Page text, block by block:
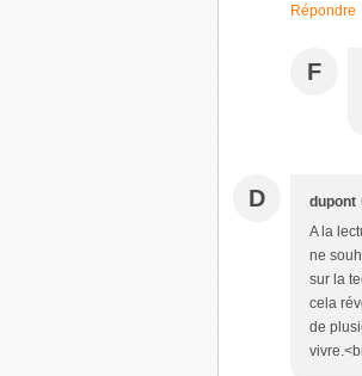
Répondre
F
D dupont
A la
ne
sur la
cela
de